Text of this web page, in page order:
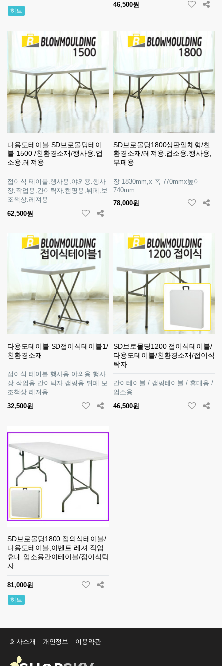
히트
46,500원
다용도테이블 SD브로몰딩테이
블 1500 /친환경소재/행사용.업
소용.레져용
접이식 테이블.행사용.야외용.행사
장.작업용.간이탁자.캠핑용.뷔페.보
조책상.레져용
62,500원
SD브로몰딩1800상판일체형/친
환경소재/레져용.업소용.행사용,
부페용
장 1830mm,x 폭 770mmx높이
740mm
78,000원
다용도테이블 SD접이식테이블1/
친환경소재
접이식 테이블.행사용.야외용.행사
장.작업용.간이탁자.캠핑용.뷔페.보
조책상.레져용
32,500원
SD브로몰딩1200 접이식테이블/
다용도테이블/친환경소재/접이식
탁자
간이테이블 / 캠핑테이블 / 휴대용 /
업소용
46,500원
SD브로몰딩1800 접의식테이블/
다용도테이블,이벤트.레져.작업.
휴대.업소용간이테이블/접이식탁
자
81,000원
히트
회사소개 개인정보 이용약관